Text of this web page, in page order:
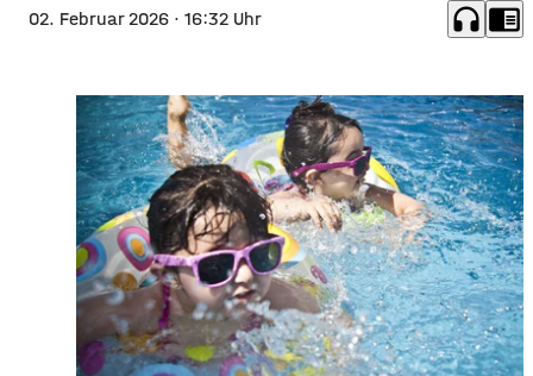
02. Februar 2026 · 16:32 Uhr headphones chrome_reader_mode